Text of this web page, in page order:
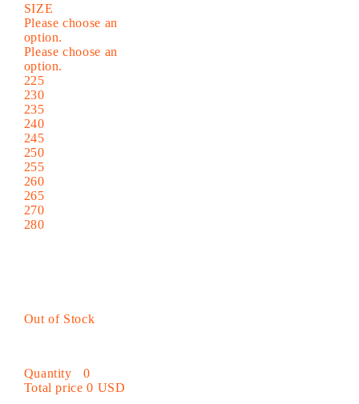
SIZE
Please choose an
option.
Please choose an
option.
225
230
235
240
245
250
255
260
265
270
280
Out of Stock
Quantity
0
Total price 0 USD